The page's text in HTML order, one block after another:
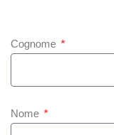
Cognome
Nome